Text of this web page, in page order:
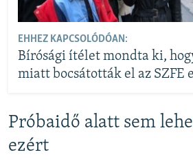
EHHEZ KAPCSOLÓDÓAN:
Bírósági ítélet mondta ki,
miatt bocsátották el az SZFE
Próbaidő alatt sem
ezért